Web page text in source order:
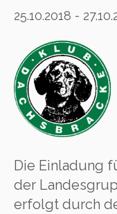
25.10.2018 -
Die Einladung
der
erfolgt durch